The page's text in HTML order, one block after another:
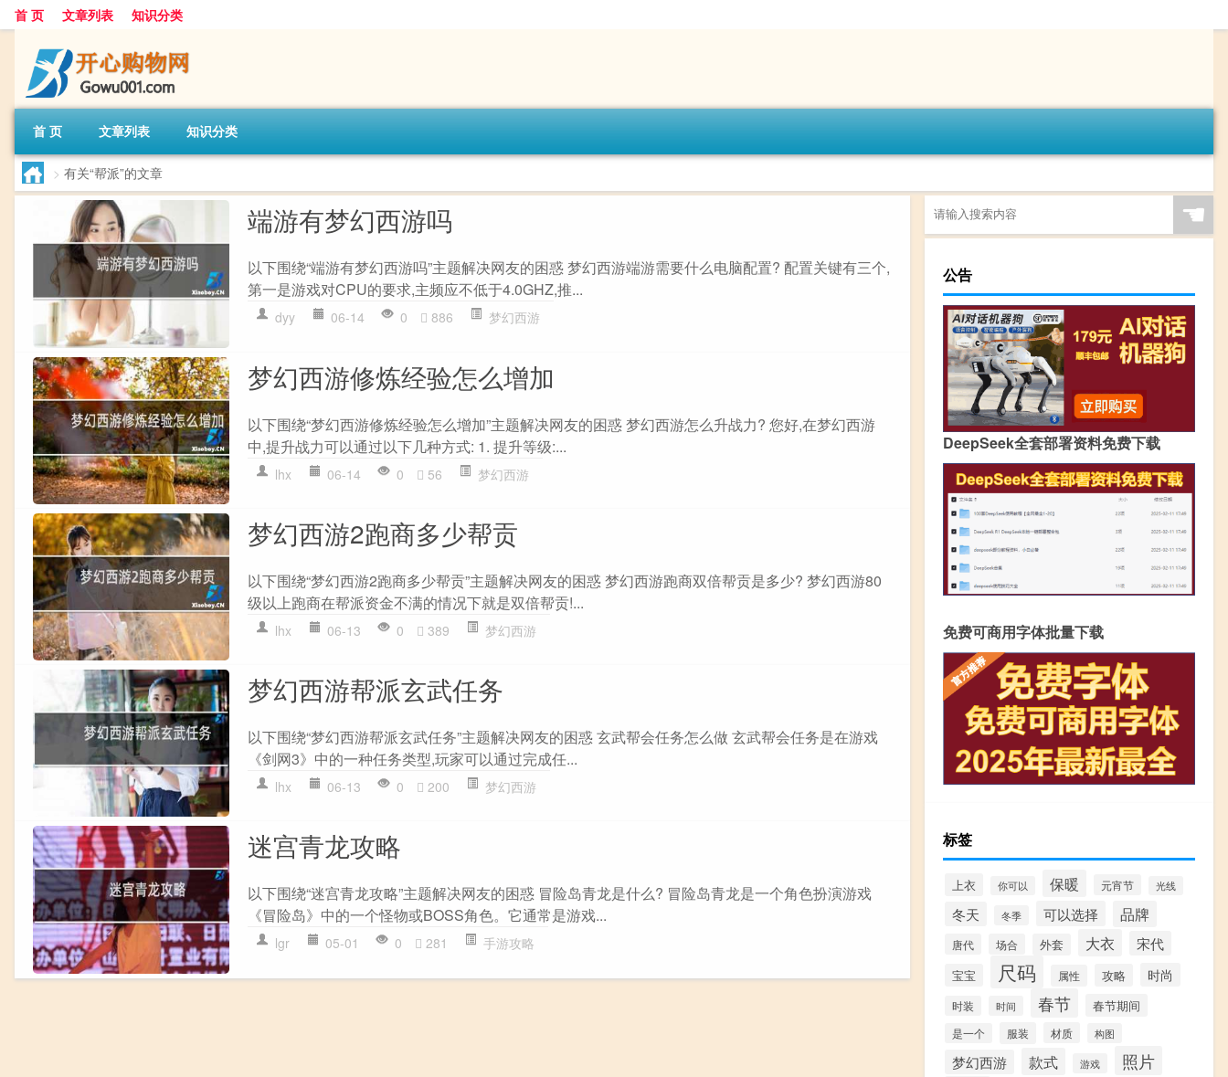
首 页 文章列表 知识分类
首 页 文章列表 知识分类
> 有关“帮派”的文章
端游有梦幻西游吗
以下围绕“端游有梦幻西游吗”主题解决网友的困惑 梦幻西游端游需要什么电脑配置? 配置关键有三个,
第一是游戏对CPU的要求,主频应不低于4.0GHZ,推...
dyy 06-14 0 886 梦幻西游
梦幻西游修炼经验怎么增加
以下围绕“梦幻西游修炼经验怎么增加”主题解决网友的困惑 梦幻西游怎么升战力? 您好,在梦幻西游
中,提升战力可以通过以下几种方式: 1. 提升等级:...
lhx 06-14 0 56 梦幻西游
梦幻西游2跑商多少帮贡
以下围绕“梦幻西游2跑商多少帮贡”主题解决网友的困惑 梦幻西游跑商双倍帮贡是多少? 梦幻西游80
级以上跑商在帮派资金不满的情况下就是双倍帮贡!...
lhx 06-13 0 389 梦幻西游
梦幻西游帮派玄武任务
以下围绕“梦幻西游帮派玄武任务”主题解决网友的困惑 玄武帮会任务怎么做 玄武帮会任务是在游戏
《剑网3》中的一种任务类型,玩家可以通过完成任...
lhx 06-13 0 200 梦幻西游
迷宫青龙攻略
以下围绕“迷宫青龙攻略”主题解决网友的困惑 冒险岛青龙是什么? 冒险岛青龙是一个角色扮演游戏
《冒险岛》中的一个怪物或BOSS角色。它通常是游戏...
lgr 05-01 0 281 手游攻略
☚
公告
DeepSeek全套部署资料免费下载
免费可商用字体批量下载
标签
上衣 你可以 保暖 元宵节 光线
冬天 冬季 可以选择 品牌
唐代 场合 外套 大衣 宋代
宝宝 尺码 属性 攻略 时尚
时装 时间 春节 春节期间
是一个 服装 材质 构图
梦幻西游 款式 游戏 照片